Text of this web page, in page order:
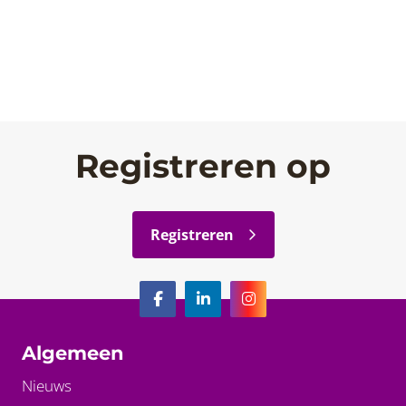
Registreren op
Registreren
Algemeen
Nieuws